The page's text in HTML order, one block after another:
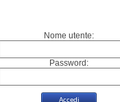
Nome utente:
Password: